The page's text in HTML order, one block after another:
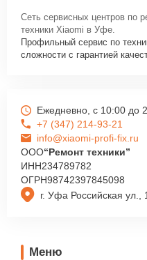
Сеть сервисных центров по
техники Xiaomi в Уфе.
Профильный сервис по
сложности с гарантией
г. Уфа Российская ул.,
Ежедневно, с 10:00 до
+7 (347) 214-93-21
info@xiaomi-profi-fix.ru
ООО“Ремонт техники”
ИНН234789782
ОГРН98742397845098
Меню